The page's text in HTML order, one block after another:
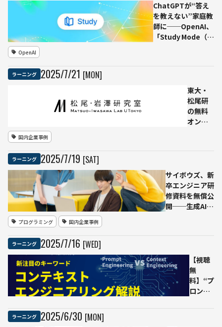
のリ
ア
ル
『現
のAI
エー
ジェ
ント
記念
ウェ
ビナ
ー｜
ChatGPTが“答え
を教えない”家庭教
師に──OpenAI、
「Study Mode（学
OpenAI
ラーニング 2025/7/21 [MON]
東大・
松尾研
の無料
オンラ
破
──30
超の講
座
材不
足”に挑
む
国内企業事例
ラーニング 2025/7/19 [SAT]
サイボウズ、新
卒エンジニア研
修資料を無償公
開──生成AIや
プログラミング 国内企業事例
ラーニング 2025/7/16 [WED]
【視聴
無
料】“プ
ロンプ
ラーニング 2025/6/30 [MON]